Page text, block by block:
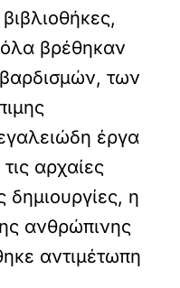
όλα βρέθηκαν
των
έργα
αρχαίες
δημιουργίες, η
ανθρώπινης
αντιμέτωπη